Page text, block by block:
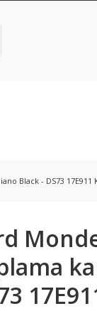
Black - DS73 17E911